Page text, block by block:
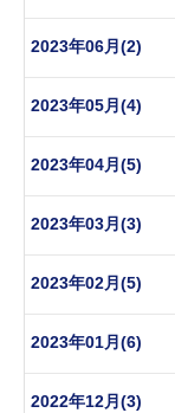
2023年06月(2)
2023年05月(4)
2023年04月(5)
2023年03月(3)
2023年02月(5)
2023年01月(6)
2022年12月(3)